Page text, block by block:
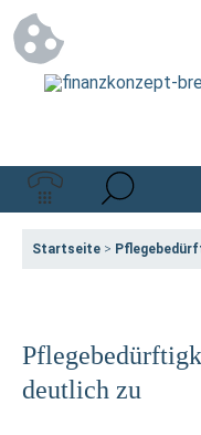
Startseite >
deutlich zu